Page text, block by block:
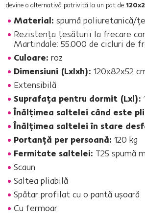
devine o alternativă potrivită la un pat de
Material: spumă poliuretanică/
Rezistenţa ţesăturii la frecare
Martindale: 55.000 de cicluri de
Culoare: roz
Dimensiuni (Lxlxh): 120x82x52
Extensibilă
Suprafaţa pentru dormit (Lxl):
Înălţimea saltelei când este
Înălţimea saltelei în stare
Portanţă per persoană: 120 kg
Fermitate saltelei: T25 spumă
Scaun
Saltea pliabilă
Spătar profilat cu o pantă uşoară
Cu fermoar